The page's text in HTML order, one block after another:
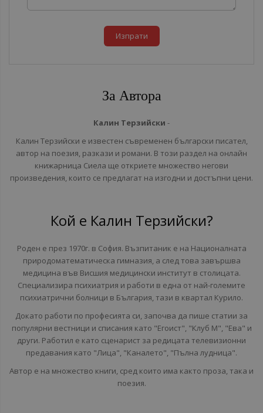
Изпрати
За Автора
Калин Терзийски -
Калин Терзийски е известен съвременен български писател,
автор на поезия, разкази и романи. В този раздел на онлайн
книжарница Сиела ще откриете множество негови
произведения, които се предлагат на изгодни и достъпни цени.
Кой е Калин Терзийски?
Роден е през 1970г. в София. Възпитаник е на Националната
природоматематическа гимназия, а следтова завършва
медицина във Висшия медицински институт в столицата.
Специализира психиатрия и работи в една от най-големите
психиатрични болници в България, тази в квартал Курило.
Докато работи по професията си, започва да пише статии за
популярни вестници и списания като "Егоист", "Клуб М", "Ева" и
други. Работил е като сценарист за редицата телевизионни
предавания като "Лица", "Каналето", "Пълна лудница".
Автор е на множество книги, сред които има както проза, така и
поезия.